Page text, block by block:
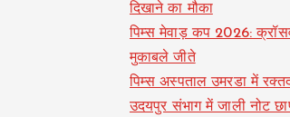
दिखाने का मौका
पिम्स मेवाड़ कप 2026:
मुकाबले जीते
पिम्स अस्पताल उमरडा में
उदयपुर संभाग में जाली नोट